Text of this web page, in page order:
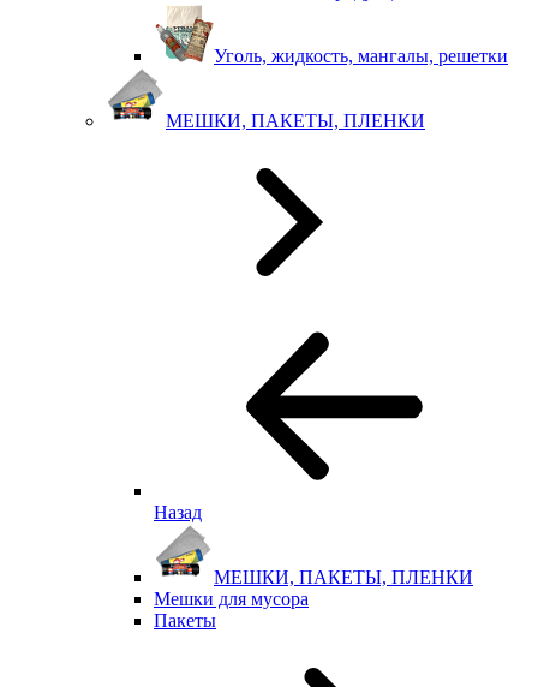
Уголь, жидкость, мангалы, решетки
МЕШКИ, ПАКЕТЫ, ПЛЕНКИ
Назад
МЕШКИ, ПАКЕТЫ, ПЛЕНКИ
Мешки для мусора
Пакеты